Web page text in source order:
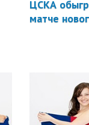
ЦСКА
матче